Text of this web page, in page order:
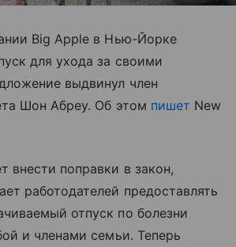
Big Apple в Нью-Йорке
для ухода за своими
выдвинул член
Шон Абреу. Об этом пишет New
внести поправки в закон,
работодателей предоставлять
отпуск по болезни
и членами семьи. Теперь